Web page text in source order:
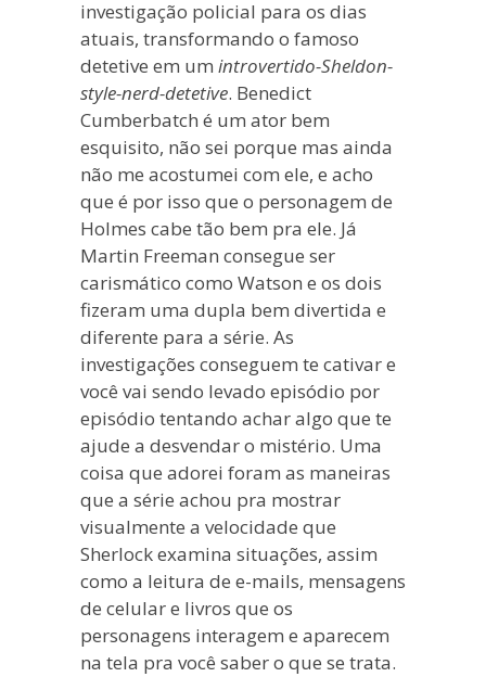
investigação policial para os dias
atuais, transformando o famoso
detetive em um introvertido-Sheldon-
style-nerd-detetive. Benedict
Cumberbatch é um ator bem
esquisito, não sei porque mas ainda
não me acostumei com ele, e acho
que é por isso que o personagem de
Holmes cabe tão bem pra ele. Já
Martin Freeman consegue ser
carismático como Watson e os dois
fizeram uma dupla bem divertida e
diferente para a série. As
investigações conseguem te cativar e
você vai sendo levado episódio por
episódio tentando achar algo que te
ajude a desvendar o mistério. Uma
coisa que adorei foram as maneiras
que a série achou pra mostrar
visualmente a velocidade que
Sherlock examina situações, assim
como a leitura de e-mails, mensagens
de celular e livros que os
personagens interagem e aparecem
na tela pra você saber o que se trata.